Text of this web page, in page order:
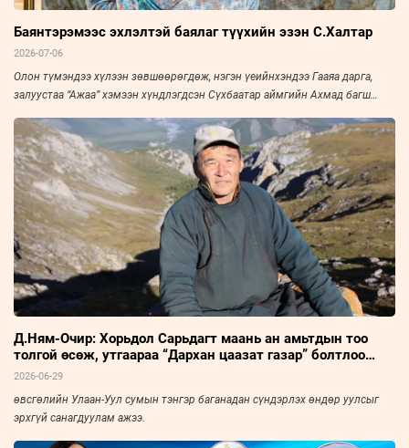
Баянтэрэмээс эхлэлтэй баялаг түүхийн эзэн С.Халтар
2026-07-06
Олон түмэндээ хүлээн зөвшөөрөгдөж, нэгэн үеийнхэндээ Гааяа дарга,
залуустаа “Ажаа” хэмээн хүндлэгдсэн Сүхбаатар аймгийн Ахмад багш
“Зууны мэдээ” сонин “Амьдралын тойрог” буландаа урьж, ярилцлаа. Эрч
хүч дүүрэн амьдарсан эрхэм хүний ярианаас улс, орны нийгэм, эдийн
засаг, улс төрийн амьдралын нэгэн үе ихэд тодхон харагдана.
Д.Ням-Очир: Хорьдол Сарьдагт маань ан амьтдын тоо
толгой өсөж, утгаараа “Дархан цаазат газар” болтлоо
хөгжсөнд сэтгэл бахдаж явдаг
2026-06-29
өвсгөлийн Улаан-Уул сумын тэнгэр баганадан сүндэрлэх өндөр уулсыг
эрхгүй санагдуулам ажээ.